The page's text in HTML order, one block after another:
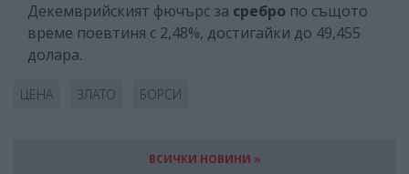
Декемврийският фючърс за сребро по същото
време поевтиня с 2,48%, достигайки до 49,455
долара.
ЦЕНА ЗЛАТО БОРСИ
ВСИЧКИ НОВИНИ »